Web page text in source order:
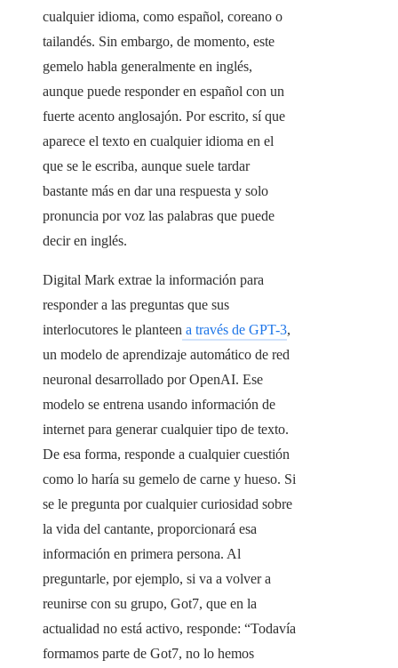
cualquier idioma, como español, coreano o
tailandés. Sin embargo, de momento, este
gemelo habla generalmente en inglés,
aunque puede responder en español con un
fuerte acento anglosajón. Por escrito, sí que
aparece el texto en cualquier idioma en el
que se le escriba, aunque suele tardar
bastante más en dar una respuesta y solo
pronuncia por voz las palabras que puede
decir en inglés.
Digital Mark extrae la información para
responder a las preguntas que sus
interlocutores le planteen a través de GPT-3,
un modelo de aprendizaje automático de red
neuronal desarrollado por OpenAI. Ese
modelo se entrena usando información de
internet para generar cualquier tipo de texto.
De esa forma, responde a cualquier cuestión
como lo haría su gemelo de carne y hueso. Si
se le pregunta por cualquier curiosidad sobre
la vida del cantante, proporcionará esa
información en primera persona. Al
preguntarle, por ejemplo, si va a volver a
reunirse con su grupo, Got7, que en la
actualidad no está activo, responde: “Todavía
formamos parte de Got7, no lo hemos